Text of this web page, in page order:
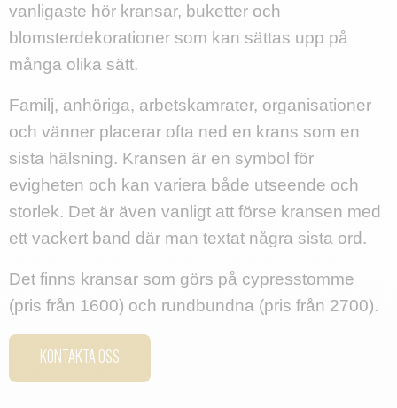
vanligaste hör kransar, buketter och
blomsterdekorationer som kan sättas upp på
många olika sätt.
Familj, anhöriga, arbetskamrater, organisationer
och vänner placerar ofta ned en krans som en
sista hälsning. Kransen är en symbol för
evigheten och kan variera både utseende och
storlek. Det är även vanligt att förse kransen med
ett vackert band där man textat några sista ord.
Det finns kransar som görs på cypresstomme
(pris från 1600) och rundbundna (pris från 2700).
KONTAKTA OSS